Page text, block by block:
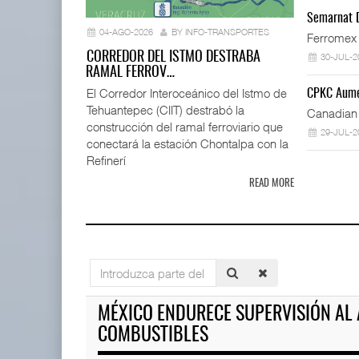
04-AGO-2026 BY INFO-TRANSPORTES
CORREDOR DEL ISTMO DESTRABA
RAMAL FERROV…
El Corredor Interoceánico del Istmo de
Tehuantepec (CIIT) destrabó la
construcción del ramal ferroviario que
conectará la estación Chontalpa con la
Refinerí
READ MORE
Semarnat
30-JUL-
CPKC
29-JUL-
Introduzca
parte
del
título
MÉXICO ENDURECE SUPERVISIÓN AL
COMBUSTIBLES
IT-ANÁLISIS: Mercado Pago acelera
competencia ...
04 AGO 2026
Greenbrier mejora márgenes por
eficiencia en ...
04 AGO 2026
Corredor
04 AGO
04 AGO 2026
04 AGO 2026